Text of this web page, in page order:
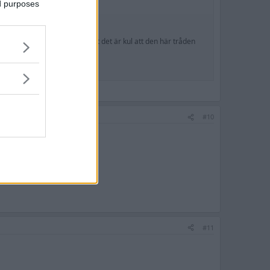
purposes
är ju ändå lördag. Plus att det är kul att den här tråden
#10
#11